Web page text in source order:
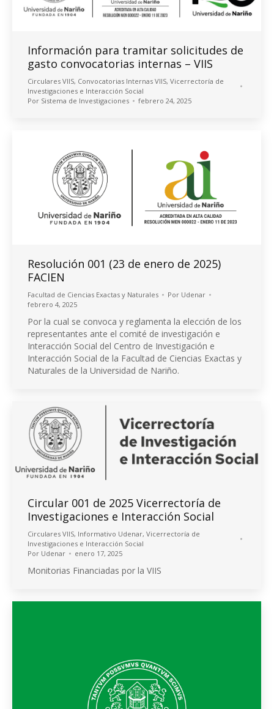
Información para tramitar solicitudes de
gasto convocatorias internas – VIIS
Circulares VIIS, Convocatorias Internas VIIS, Vicerrectoría de
Investigaciones e Interacción Social
Por Sistema de Investigaciones febrero 24, 2025
Resolución 001 (23 de enero de 2025)
FACIEN
Facultad de Ciencias Exactas y Naturales Por Udenar
febrero 4, 2025
Por la cual se convoca y reglamenta la elección de los
representantes ante el comité de investigación e
Interacción Social del Centro de Investigación e
Interacción Social de la Facultad de Ciencias Exactas y
Naturales de la Universidad de Nariño.
Circular 001 de 2025 Vicerrectoría de
Investigaciones e Interacción Social
Circulares VIIS, Informativo Udenar, Vicerrectoría de
Investigaciones e Interacción Social
Por Udenar enero 17, 2025
Monitorias Financiadas por la VIIS